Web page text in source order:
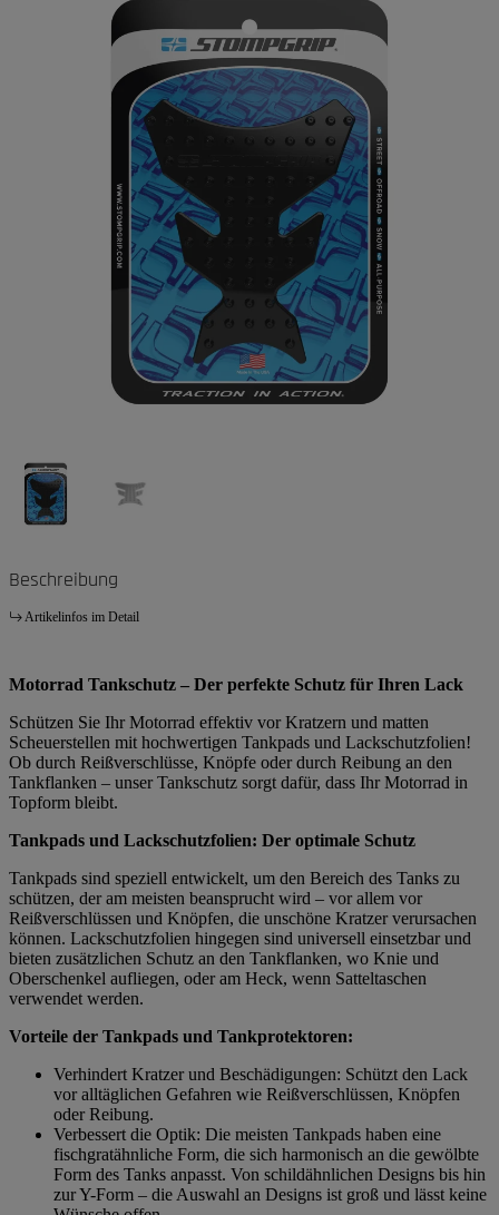
Beschreibung
Artikelinfos im Detail
Motorrad Tankschutz – Der perfekte Schutz für Ihren Lack
Schützen Sie Ihr Motorrad effektiv vor Kratzern und matten
Scheuerstellen mit hochwertigen Tankpads und Lackschutzfolien!
Ob durch Reißverschlüsse, Knöpfe oder durch Reibung an den
Tankflanken – unser Tankschutz sorgt dafür, dass Ihr Motorrad in
Topform bleibt.
Tankpads und Lackschutzfolien: Der optimale Schutz
Tankpads sind speziell entwickelt, um den Bereich des Tanks zu
schützen, der am meisten beansprucht wird – vor allem vor
Reißverschlüssen und Knöpfen, die unschöne Kratzer verursachen
können. Lackschutzfolien hingegen sind universell einsetzbar und
bieten zusätzlichen Schutz an den Tankflanken, wo Knie und
Oberschenkel aufliegen, oder am Heck, wenn Satteltaschen
verwendet werden.
Vorteile der Tankpads und Tankprotektoren:
Verhindert Kratzer und Beschädigungen: Schützt den Lack
vor alltäglichen Gefahren wie Reißverschlüssen, Knöpfen
oder Reibung.
Verbessert die Optik: Die meisten Tankpads haben eine
fischgratähnliche Form, die sich harmonisch an die gewölbte
Form des Tanks anpasst. Von schildähnlichen Designs bis hin
zur Y-Form – die Auswahl an Designs ist groß und lässt keine